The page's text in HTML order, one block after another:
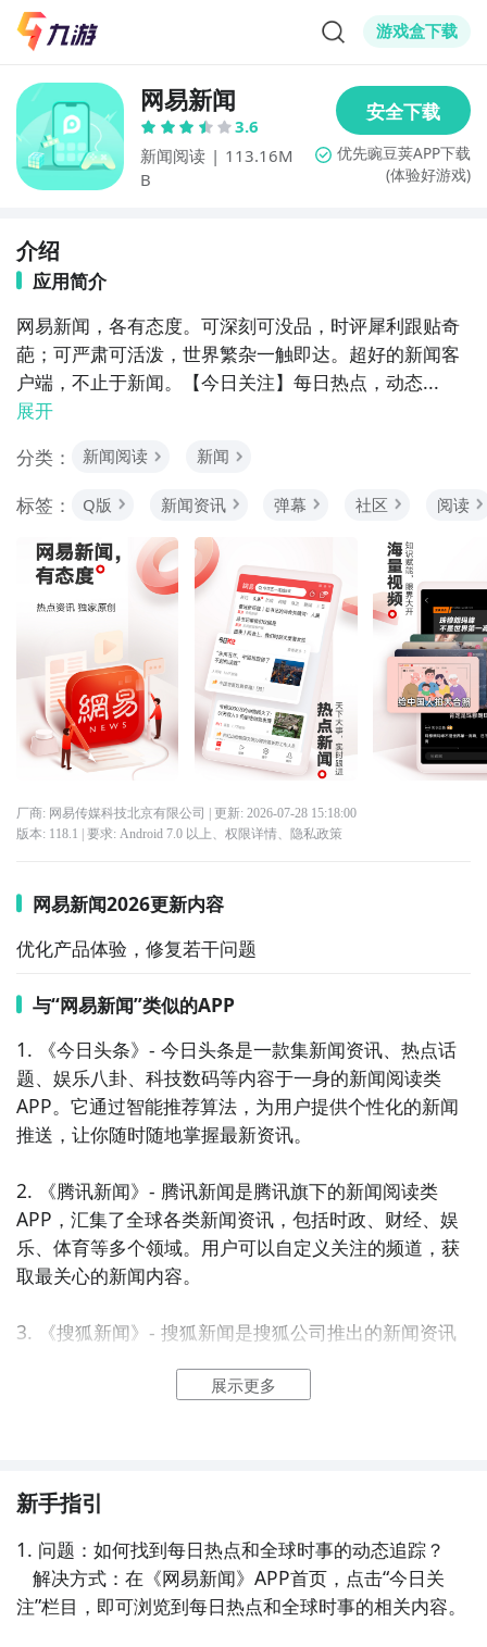
游戏盒下载
网易新闻
3.6
新闻阅读 | 113.16M
B
(体验好游戏)
介绍
应用简介
网易新闻，各有态度。可深刻可没品，时评犀利跟贴奇
葩；可严肃可活泼，世界繁杂一触即达。超好的新闻客
户端，不止于新闻。【今日关注】每日热点，动态...
展开
分类：
新闻阅读 新闻
标签： Q版 新闻资讯 弹幕 社区 阅读
厂商: 网易传媒科技北京有限公司 | 更新: 2026-07-28 15:18:00
版本: 118.1 | 要求: Android 7.0 以上、 权限详情、 隐私政策
网易新闻2026更新内容
优化产品体验，修复若干问题
与“网易新闻”类似的APP
1. 《今日头条》- 今日头条是一款集新闻资讯、热点话
题、娱乐八卦、科技数码等内容于一身的新闻阅读类
APP。它通过智能推荐算法，为用户提供个性化的新闻
推送，让你随时随地掌握最新资讯。
2. 《腾讯新闻》- 腾讯新闻是腾讯旗下的新闻阅读类
APP，汇集了全球各类新闻资讯，包括时政、财经、娱
乐、体育等多个领域。用户可以自定义关注的频道，获
取最关心的新闻内容。
3. 《搜狐新闻》- 搜狐新闻是搜狐公司推出的新闻资讯
内容。该应用通过智能推荐算法，为用户提供个性化的
APP，涵盖了时政、财经、社会、娱乐等多个领域的新
用户提供高质量的新闻报道和评论。
5. 《新浪新闻》- 新浪新闻是新浪公司推出的新闻资讯
展示更多
新手指引
1. 问题：如何找到每日热点和全球时事的动态追踪？
注”栏目，即可浏览到每日热点和全球时事的相关内容。